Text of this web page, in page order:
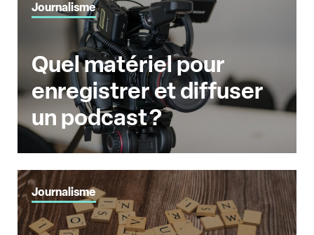
Journalisme
Quel matériel pour
enregistrer et diffuser
un podcast ?
Journalisme